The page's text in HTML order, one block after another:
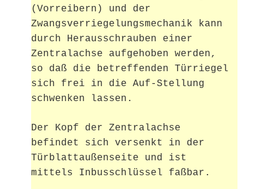
(Vorreibern) und der
Zwangsverriegelungsmechanik kann
durch Herausschrauben einer
Zentralachse aufgehoben werden,
so daß die betreffenden Türriegel
sich frei in die Auf-Stellung
schwenken
lassen.
Der Kopf der Zentralachse
befindet sich versenkt in der
Türblattaußenseite und ist
mittels Inbusschlüssel faßbar.